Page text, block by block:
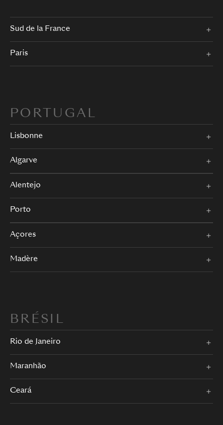
Sud de la France
Paris
PORTUGAL
Lisbonne
Algarve
Alentejo
Porto
Açores
Madère
BRÉSIL
Rio de Janeiro
Maranhão
Ceará